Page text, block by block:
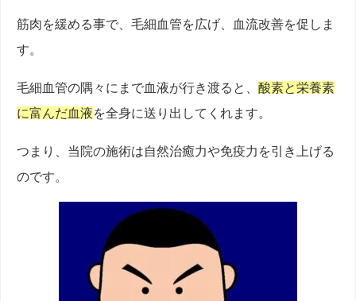
筋肉を緩める事で、毛細血管を広げ、血流改善を促しま
す。
毛細血管の隅々にまで血液が行き渡ると、 酸素と栄養素
に富んだ血液を全身に送り出してくれます。
つまり、当院の施術は自然治癒力や免疫力を引き上げる
のです。